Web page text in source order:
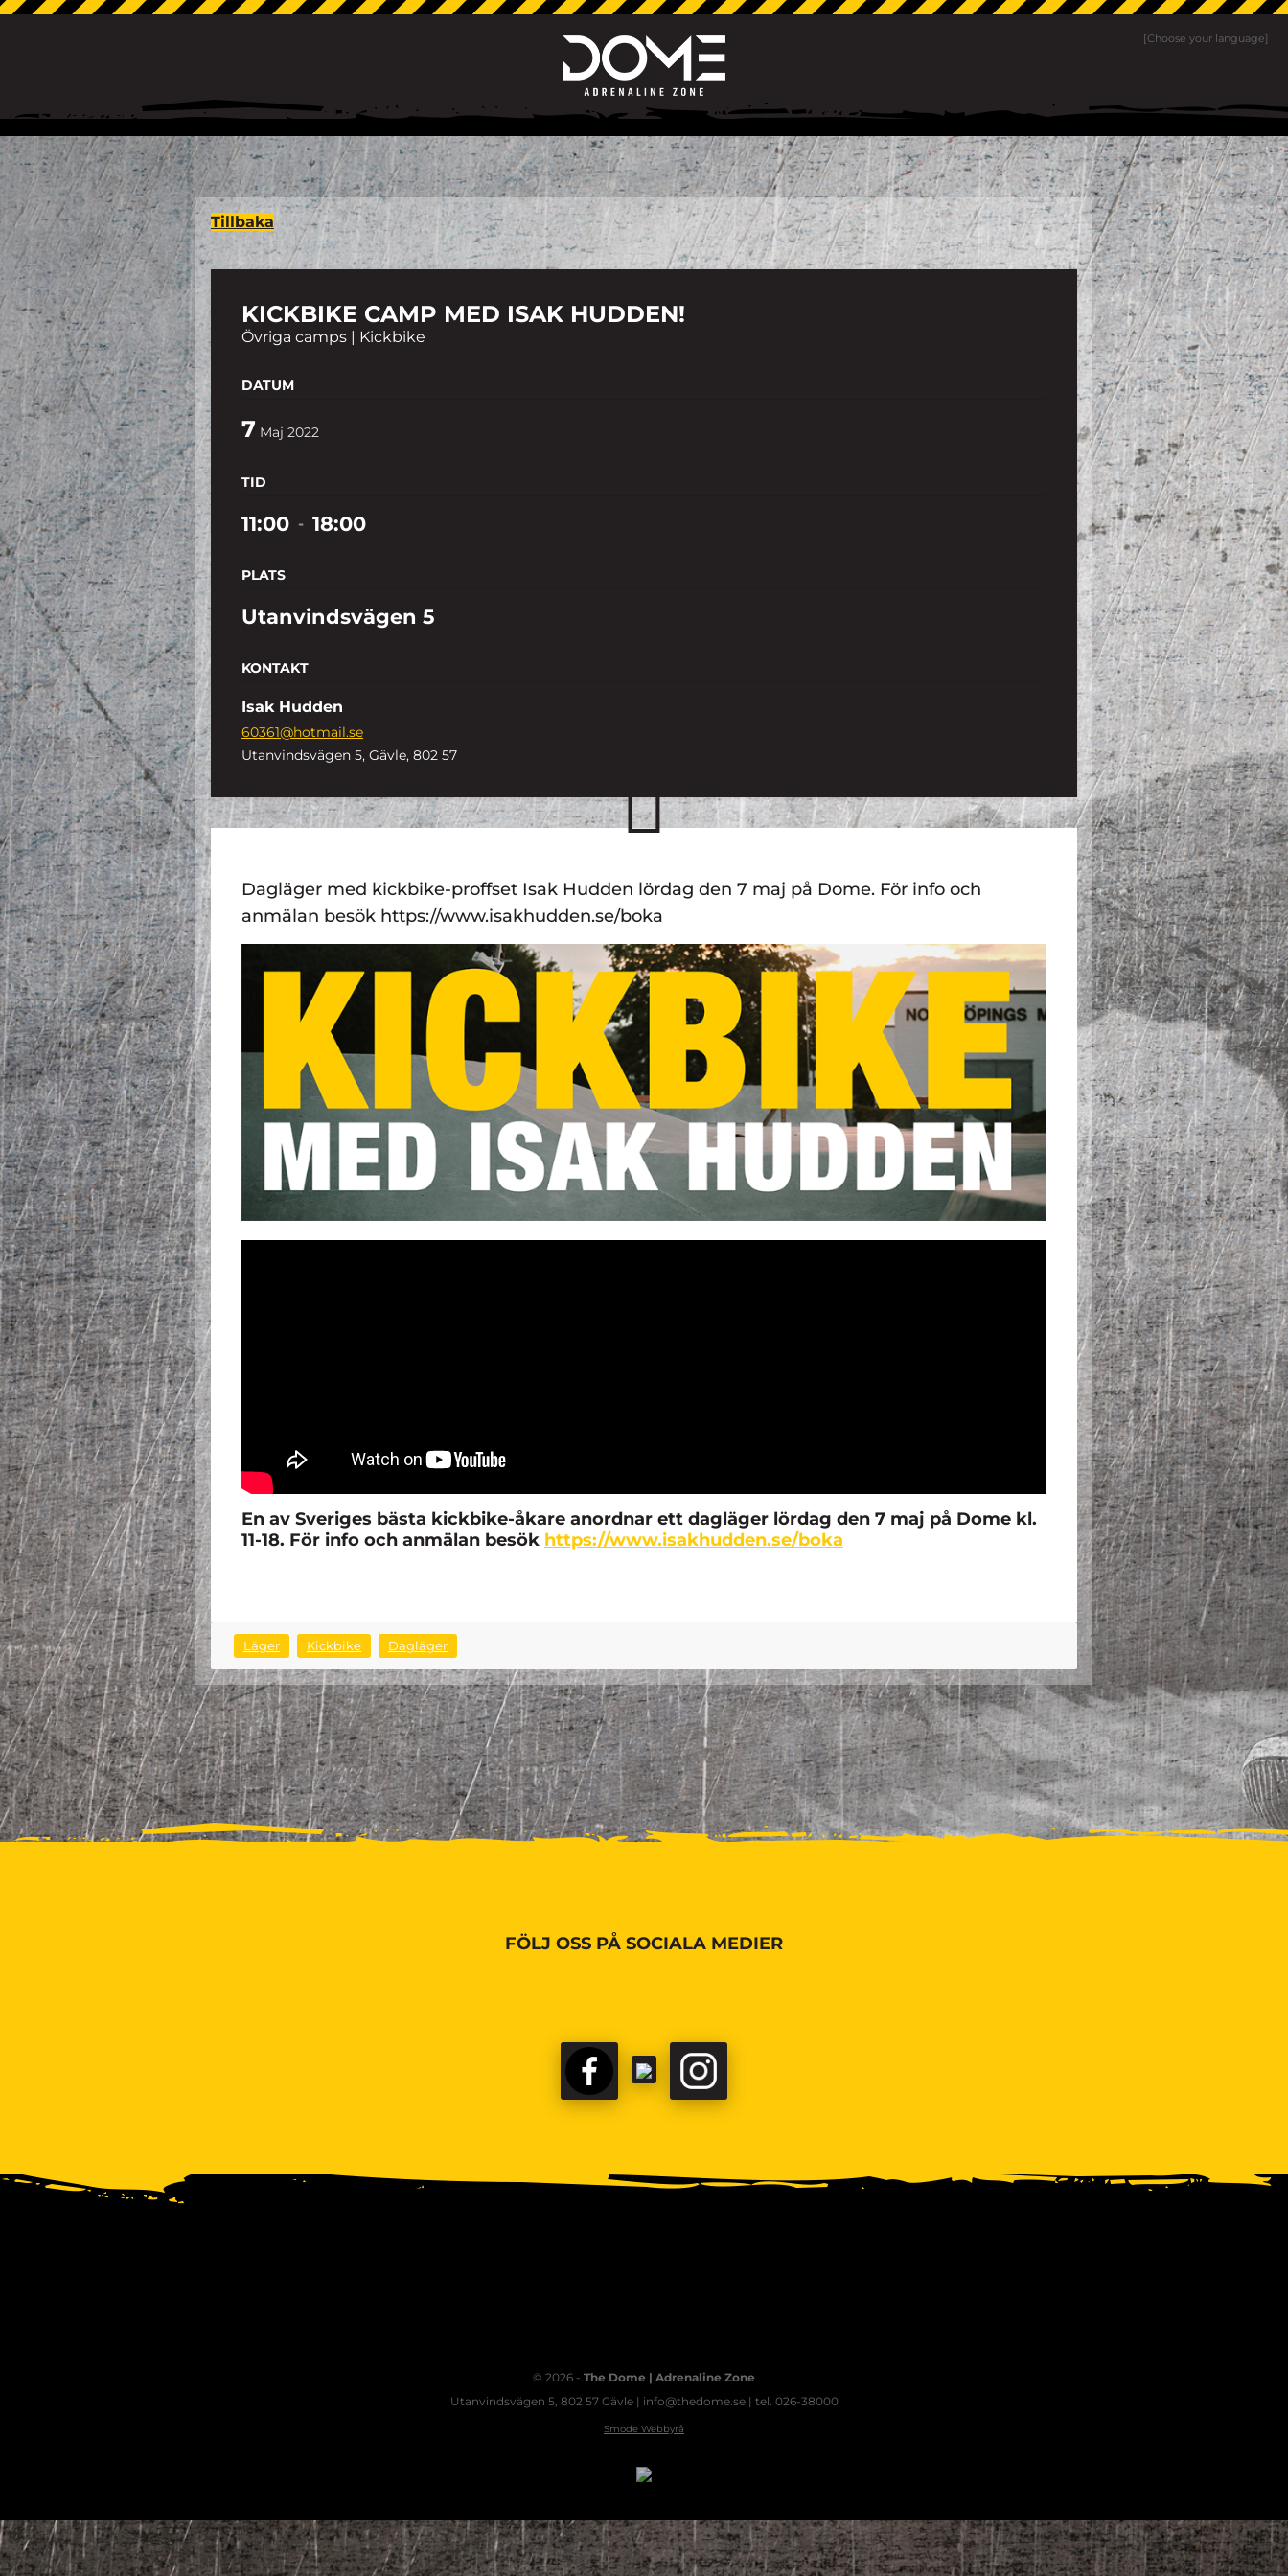
[Choose your language]
Tillbaka
KICKBIKE CAMP MED ISAK HUDDEN!
Övriga camps | Kickbike
DATUM
7 Maj 2022
TID
11:00 - 18:00
PLATS
Utanvindsvägen 5
KONTAKT
Isak Hudden
60361@hotmail.se
Utanvindsvägen 5, Gävle, 802 57
Dagläger med kickbike-proffset Isak Hudden lördag den 7 maj på Dome. För info och
anmälan besök https://www.isakhudden.se/boka
En av Sveriges bästa kickbike-åkare anordnar ett dagläger lördag den 7 maj på Dome kl.
11-18. För info och anmälan besök https://www.isakhudden.se/boka
Läger Kickbike Dagläger
FÖLJ OSS PÅ SOCIALA MEDIER
FACEBOOKTIKTOK
© 2026 - The Dome | Adrenaline Zone
Utanvindsvägen 5, 802 57 Gävle | info@thedome.se | tel. 026-38000
Smode Webbyrå